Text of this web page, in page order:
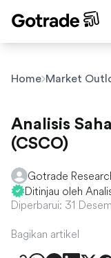
Home Market
Analisis
(CSCO)
Gotrade
Ditinjau oleh
Diperbarui: 31
Bagikan artikel